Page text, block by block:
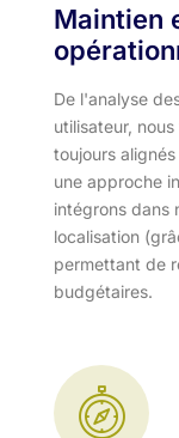
Maintien
De l'analyse
utilisateur,
toujours
une approche
intégrons dans
localisation
permettant de
budgétaires.